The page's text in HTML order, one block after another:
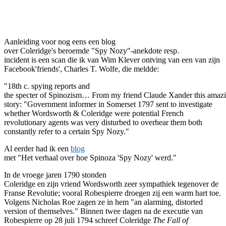
Aanleiding voor nog eens een blog
over Coleridge's beroemde "Spy Nozy"-anekdote resp.
incident is een scan die ik van Wim Klever ontving van een van zijn
Facebook'friends', Charles T. Wolfe, die meldde:
"18th c. spying reports and
the specter of Spinozism… From my friend Claude Xander this
story: "Government informer in Somerset 1797 sent to investigate
whether Wordsworth & Coleridge were potential French
revolutionary agents was very disturbed to overhear them both
constantly refer to a certain Spy Nozy."
Al eerder had ik een blog
met "Het verhaal over hoe Spinoza 'Spy Nozy' werd."
In de vroege jaren 1790 stonden
Coleridge en zijn vriend Wordsworth zeer sympathiek tegenover de
Franse Revolutie; vooral Robespierre droegen zij een warm hart toe.
Volgens Nicholas Roe zagen ze in hem "an alarming, distorted
version of themselves." Binnen twee dagen na de executie van
Robespierre op 28 juli 1794 schreef Coleridge The Fall of